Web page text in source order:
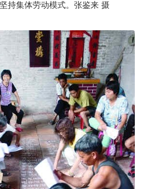
持集体劳动模式。张鉴来 摄